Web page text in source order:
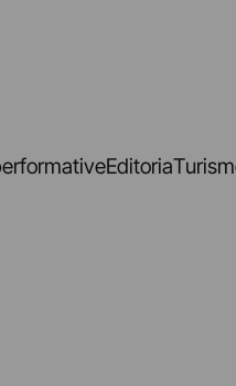
Editoria